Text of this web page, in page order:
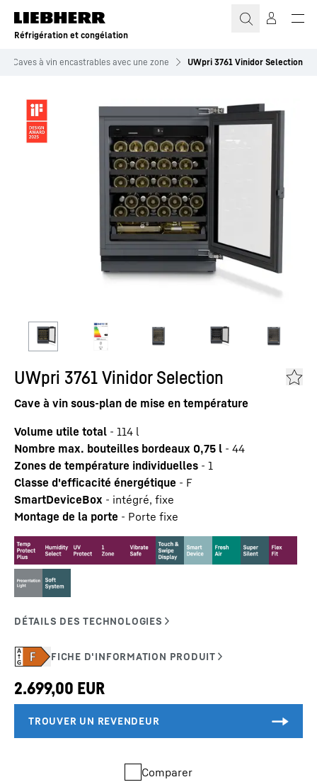
Réfrigération et congélation
Caves à vin encastrables avec une zone UWpri 3761 Vinidor Selection
UWpri 3761 Vinidor Selection
Cave à vin sous-plan de mise en température
Volume utile total - 114 l
Nombre max. bouteilles bordeaux 0,75 l - 44
Zones de température individuelles - 1
Classe d'efficacité énergétique - F
SmartDeviceBox - intégré, fixe
Montage de la porte - Porte fixe
Comparer